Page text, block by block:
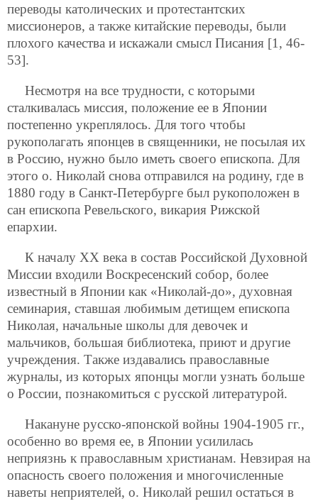
переводы католических и протестантских
миссионеров, а также китайские переводы, были
плохого качества и искажали смысл Писания [1, 46-
53].
Несмотря на все трудности, с которыми
сталкивалась миссия, положение ее в Японии
постепенно укреплялось. Для того чтобы
рукополагать японцев в священники, не посылая их
в Россию, нужно было иметь своего епископа. Для
этого о. Николай снова отправился на родину, где в
1880 году в Санкт-Петербурге был рукоположен в
сан епископа Ревельского, викария Рижской
епархии.
К началу ХХ века в состав Российской Духовной
Миссии входили Воскресенский собор, более
известный в Японии как «Николай-до», духовная
семинария, ставшая любимым детищем епископа
Николая, начальные школы для девочек и
мальчиков, большая библиотека, приют и другие
учреждения. Также издавались православные
журналы, из которых японцы могли узнать больше
о России, познакомиться с русской литературой.
Накануне русско-японской войны 1904-1905 гг.,
особенно во время ее, в Японии усилилась
неприязнь к православным христианам. Невзирая на
опасность своего положения и многочисленные
наветы неприятелей, о. Николай решил остаться в